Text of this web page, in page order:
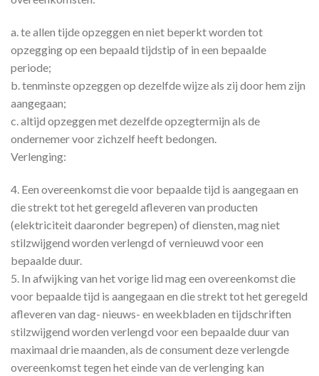
a. te allen tijde opzeggen en niet beperkt worden tot
opzegging op een bepaald tijdstip of in een bepaalde
periode;
b. tenminste opzeggen op dezelfde wijze als zij door hem zijn
aangegaan;
c. altijd opzeggen met dezelfde opzegtermijn als de
ondernemer voor zichzelf heeft bedongen.
Verlenging:
4. Een overeenkomst die voor bepaalde tijd is aangegaan en
die strekt tot het geregeld afleveren van producten
(elektriciteit daaronder begrepen) of diensten, mag niet
stilzwijgend worden verlengd of vernieuwd voor een
bepaalde duur.
5. In afwijking van het vorige lid mag een overeenkomst die
voor bepaalde tijd is aangegaan en die strekt tot het geregeld
afleveren van dag- nieuws- en weekbladen en tijdschriften
stilzwijgend worden verlengd voor een bepaalde duur van
maximaal drie maanden, als de consument deze verlengde
overeenkomst tegen het einde van de verlenging kan